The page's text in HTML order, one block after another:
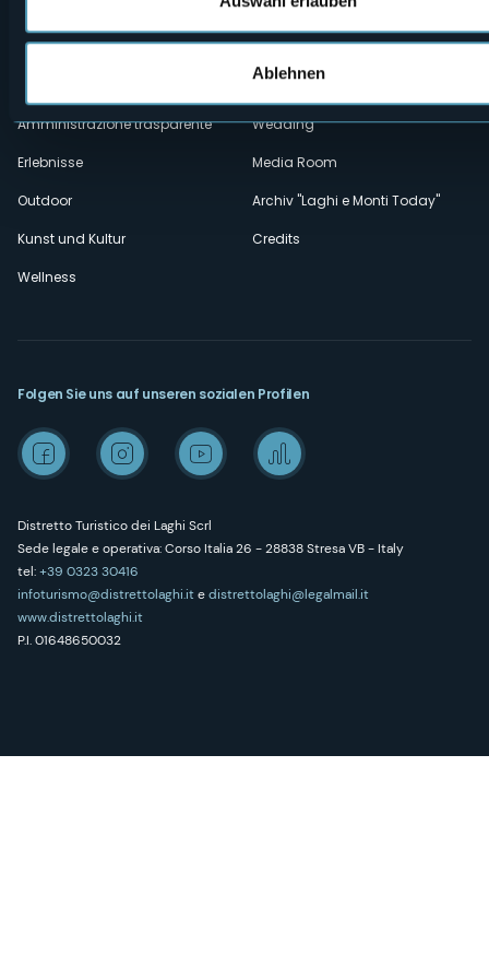
Ablehnen
Privacy
Amministrazione trasparente
Erlebnisse
Outdoor
Kunst und Kultur
Wellness
Events
Unterkünfte
Mice
Wedding
Media Room
Archiv "Laghi e Monti Today"
Credits
Distretto Turistico dei Laghi Scrl
Sede legale e operativa: Corso Italia 26 - 28838 Stresa VB - Italy
tel:+39 0323 30416
infoturismo@distrettolaghi.itedistrettolaghi@legalmail.it
www.distrettolaghi.it
P.I. 01648650032
Folgen Sie uns auf unseren sozialen Profilen